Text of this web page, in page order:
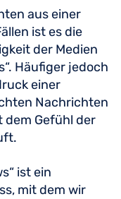
aus einer
ist es die
der Medien
Häufiger jedoch
einer
Nachrichten
Gefühl der
ist ein
mit dem wir